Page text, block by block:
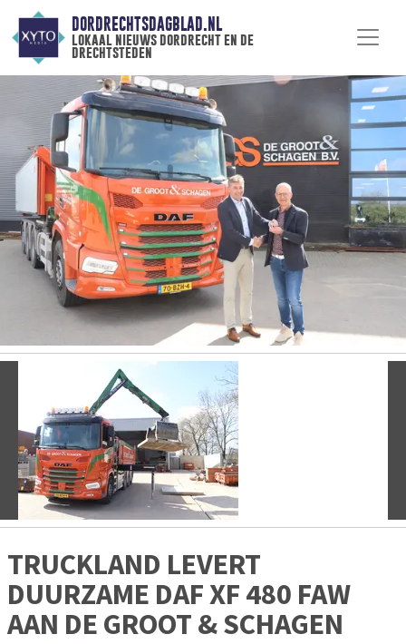
DORDRECHTSDAGBLAD.NL
lokaal nieuws dordrecht en de
drechtsteden
Vorige
TRUCKLAND LEVERT
DUURZAME DAF XF 480 FAW
AAN DE GROOT & SCHAGEN